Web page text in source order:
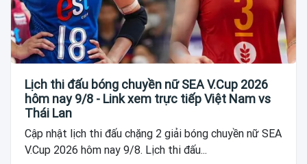
Lịch thi đấu bóng chuyền nữ SEA V.Cup 2026
hôm nay 9/8 - Link xem trực tiếp Việt Nam vs
Thái Lan
Cập nhật lịch thi đấu chặng 2 giải bóng chuyền nữ SEA
V.Cup 2026 hôm nay 9/8. Lịch thi đấu...